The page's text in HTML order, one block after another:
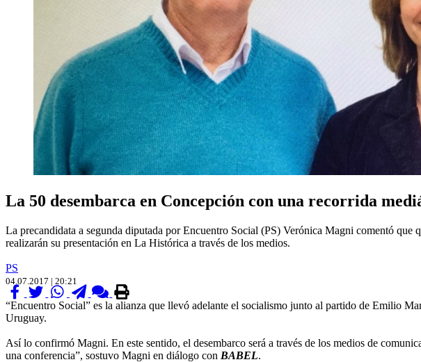
La 50 desembarca en Concepción con una recorrida
La precandidata a segunda diputada por Encuentro Social (PS) Verónica Magni comentó
realizarán su presentación en La Histórica a través de los medios.
PS
04.07.2017 | 20:21
“Encuentro Social” es la alianza que llevó adelante el socialismo junto al partido de Emilio
Uruguay.
Así lo confirmó Magni. En este sentido, el desembarco será a través de los medios de
una conferencia”, sostuvo Magni en diálogo con BABEL.